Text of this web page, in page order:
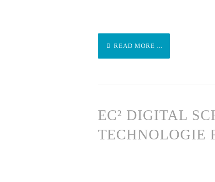
READ MORE ...
EC² DIGITAL
TECHNOLOGIE